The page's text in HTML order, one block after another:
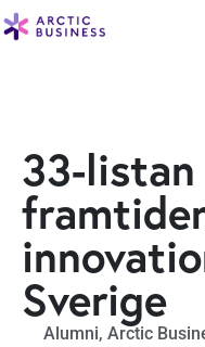
33-
Sverige
Alumni, Arctic